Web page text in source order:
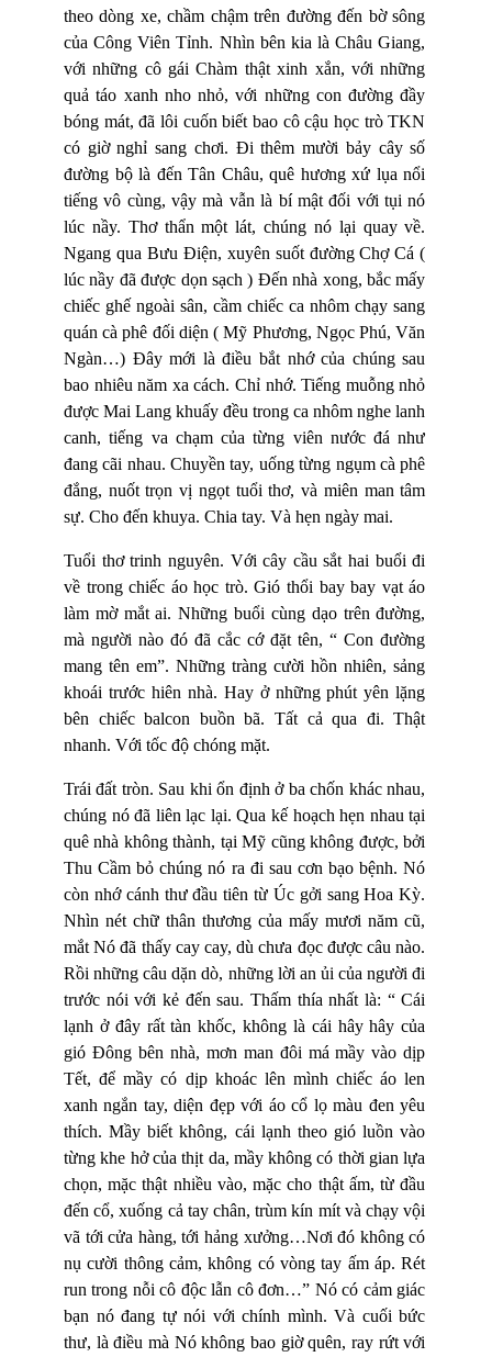
theo dòng xe, chầm chậm trên đường đến bờ sông
của Công Viên Tỉnh. Nhìn bên kia là Châu Giang,
với những cô gái Chàm thật xinh xắn, với những
quả táo xanh nho nhỏ, với những con đường đầy
bóng mát, đã lôi cuốn biết bao cô cậu học trò TKN
có giờ nghỉ sang chơi. Đi thêm mười bảy cây số
đường bộ là đến Tân Châu, quê hương xứ lụa nổi
tiếng vô cùng, vậy mà vẫn là bí mật đối với tụi nó
lúc nầy. Thơ thẩn một lát, chúng nó lại quay về.
Ngang qua Bưu Điện, xuyên suốt đường Chợ Cá (
lúc nầy đã được dọn sạch ) Đến nhà xong, bắc mấy
chiếc ghế ngoài sân, cầm chiếc ca nhôm chạy sang
quán cà phê đối diện ( Mỹ Phương, Ngọc Phú, Văn
Ngàn…) Đây mới là điều bắt nhớ của chúng sau
bao nhiêu năm xa cách. Chỉ nhớ. Tiếng muỗng nhỏ
được Mai Lang khuấy đều trong ca nhôm nghe lanh
canh, tiếng va chạm của từng viên nước đá như
đang cãi nhau. Chuyền tay, uống từng ngụm cà phê
đắng, nuốt trọn vị ngọt tuổi thơ, và miên man tâm
sự. Cho đến khuya. Chia tay. Và hẹn ngày mai.
Tuổi thơ trinh nguyên. Với cây cầu sắt hai buổi đi
về trong chiếc áo học trò. Gió thổi bay bay vạt áo
làm mờ mắt ai. Những buổi cùng dạo trên đường,
mà người nào đó đã cắc cớ đặt tên, “ Con đường
mang tên em”. Những tràng cười hồn nhiên, sảng
khoái trước hiên nhà. Hay ở những phút yên lặng
bên chiếc balcon buồn bã. Tất cả qua đi. Thật
nhanh. Với tốc độ chóng mặt.
Trái đất tròn. Sau khi ổn định ở ba chốn khác nhau,
chúng nó đã liên lạc lại. Qua kế hoạch hẹn nhau tại
quê nhà không thành, tại Mỹ cũng không được, bởi
Thu Cầm bỏ chúng nó ra đi sau cơn bạo bệnh. Nó
còn nhớ cánh thư đầu tiên từ Úc gởi sang Hoa Kỳ.
Nhìn nét chữ thân thương của mấy mươi năm cũ,
mắt Nó đã thấy cay cay, dù chưa đọc được câu nào.
Rồi những câu dặn dò, những lời an ủi của người đi
trước nói với kẻ đến sau. Thấm thía nhất là: “ Cái
lạnh ở đây rất tàn khốc, không là cái hây hây của
gió Đông bên nhà, mơn man đôi má mầy vào dịp
Tết, để mầy có dịp khoác lên mình chiếc áo len
xanh ngắn tay, diện đẹp với áo cổ lọ màu đen yêu
thích. Mầy biết không, cái lạnh theo gió luồn vào
từng khe hở của thịt da, mầy không có thời gian lựa
chọn, mặc thật nhiều vào, mặc cho thật ấm, từ đầu
đến cổ, xuống cả tay chân, trùm kín mít và chạy vội
vã tới cửa hàng, tới hảng xưởng…Nơi đó không có
nụ cười thông cảm, không có vòng tay ấm áp. Rét
run trong nỗi cô độc lẫn cô đơn…” Nó có cảm giác
bạn nó đang tự nói với chính mình. Và cuối bức
thư, là điều mà Nó không bao giờ quên, ray rứt với